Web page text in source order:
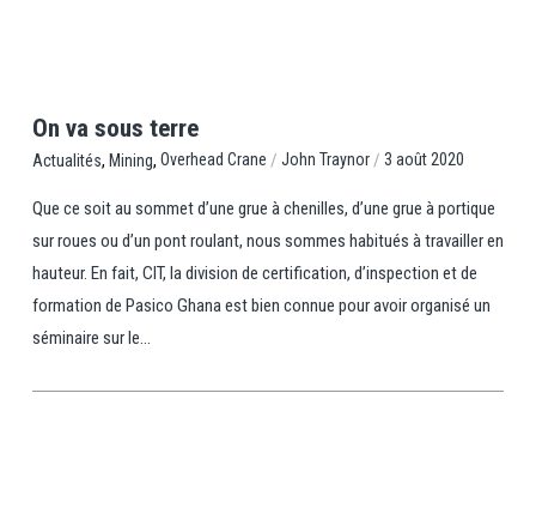
On va sous terre
Actualités, Mining, Overhead Crane / John Traynor/ 3 août 2020
Que ce soit au sommet d’une grue à chenilles, d’une grue à portique
sur roues ou d’un pont roulant, nous sommes habitués à travailler en
hauteur. En fait, CIT, la division de certification, d’inspection et de
formation de Pasico Ghana est bien connue pour avoir organisé un
séminaire sur le...